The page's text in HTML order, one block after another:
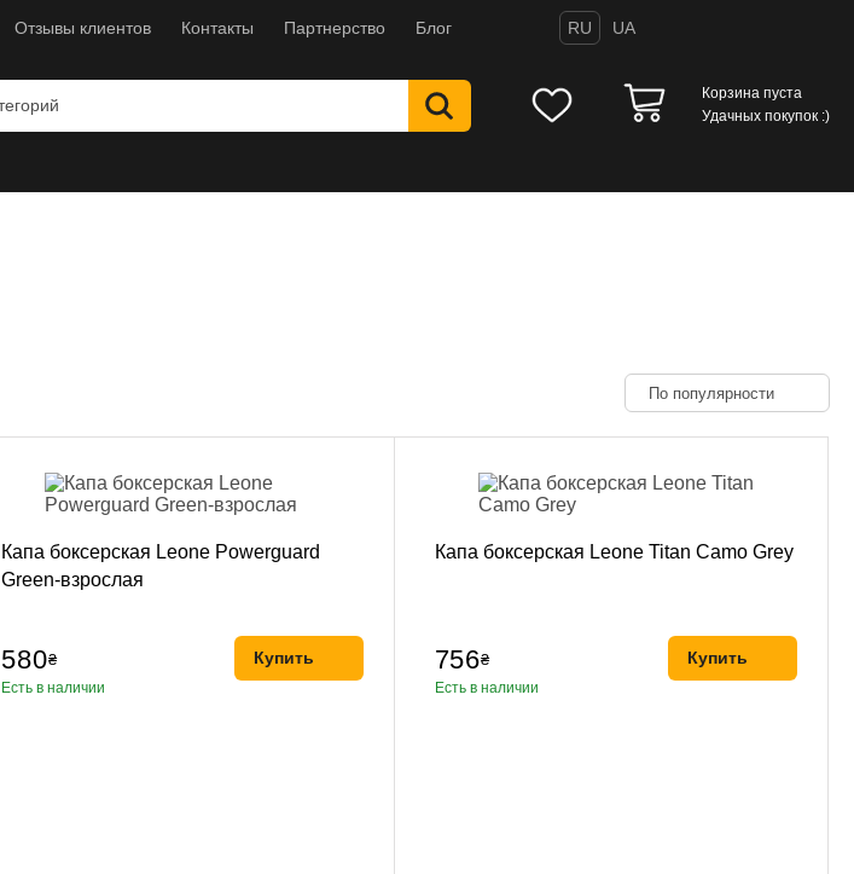
Отзывы клиентов Контакты Партнерство Блог RU UA
Корзина пуста
Удачных покупок :)
По популярности
Капа боксерская Leone Powerguard
Green-взрослая
580₴
Есть в наличии
Купить
Капа боксерская Leone Titan Camo Grey
756₴
Есть в наличии
Купить